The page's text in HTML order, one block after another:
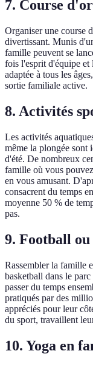
7. Course
Organiser une course
divertissant. Munis
famille peuvent se
fois l'esprit d'équipe et
adaptée à tous les
sortie familiale active.
8. Activités
Les activités
même la plongée sont
d'été. De nombreux
famille où vous
en vous amusant.
consacrent du temps
moyenne 50 % de
pas.
9. Football
Rassembler la famille
basketball dans le
passer du temps
pratiqués par des
appréciés pour leur
du sport, travaillent
10. Yoga en